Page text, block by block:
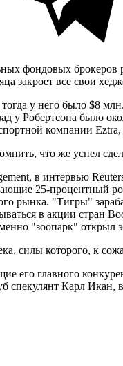
брокеров
закроет все свои
у него было $8
у Робертсона было
компании
что же успел
в интервью
25-процентный
рынка. "Тигры"
в акции стран
"зоопарк" открыл
силы которого, к
его главного
спекулянт Карл